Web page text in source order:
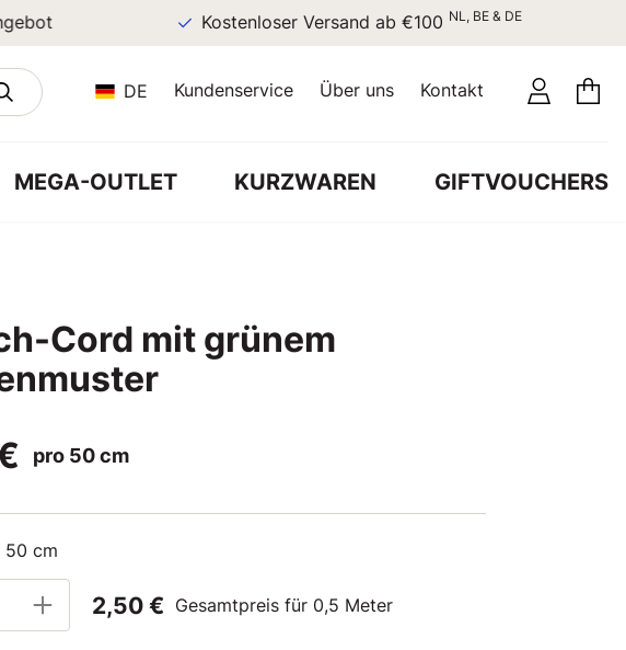
Kostenloser Versand ab €100NL, BE & DE
DE Kundenservice Über uns Kontakt
MEGA-OUTLET KURZWAREN GIFTVOUCHERS
Cord mit grünem
pro 50 cm
50 cm
2,50 € Gesamtpreis für 0,5 Meter